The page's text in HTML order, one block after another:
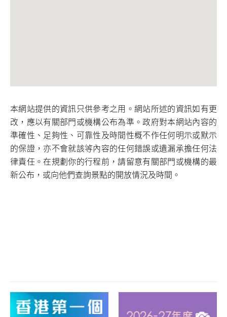
本網站提供的資訊只供參考之用。網站所述的資訊如有更
改，應以有關部門或機構公布為準。政府對本網站內容的
準確性、足夠性、可靠性及時間性概不作任何明示或默示
的保證，亦不會就該等內容的任何錯誤或遺漏承擔任何法
律責任。在規劃你的行程前，請留意有關部門或機構的最
新公布，或向他們查詢景點的開放情況及時間。